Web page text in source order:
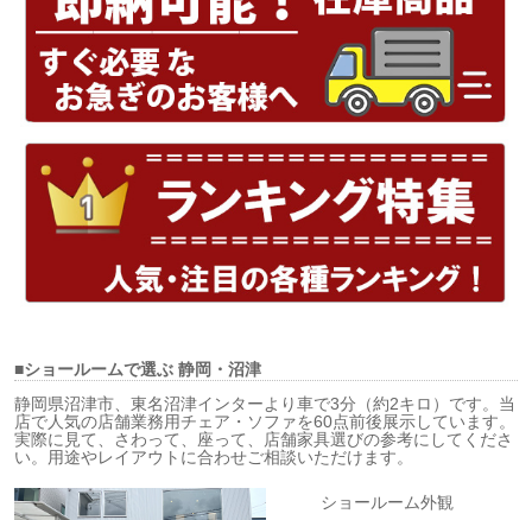
■ショールームで選ぶ静岡・沼津
静岡県沼津市、東名沼津インターより車で3分（約2キロ）です。当
店で人気の店舗業務用チェア・ソファを60点前後展示しています。
実際に見て、さわって、座って、店舗家具選びの参考にしてくださ
い。用途やレイアウトに合わせご相談いただけます。
ショールーム外観